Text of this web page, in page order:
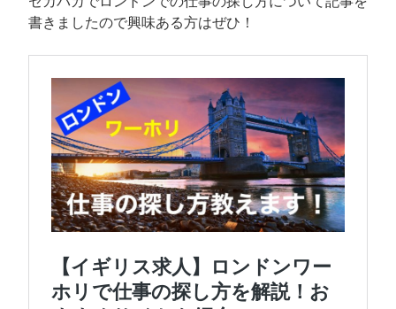
書きましたので興味ある方はぜひ！